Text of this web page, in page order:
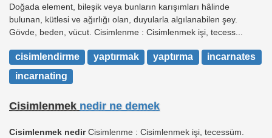
Doğada element, bileşik veya bunların karışımları hâlinde
bulunan, kütlesi ve ağırlığı olan, duyularla algılanabilen şey.
Gövde, beden, vücut. Cisimlenme : Cisimlenmek işi, tecess...
cisimlendirme yaptırmak yaptırma
incarnates
incarnating
Cisimlenmek nedir ne demek
Cisimlenmek nedirCisimlenme : Cisimlenmek işi, tecessüm.